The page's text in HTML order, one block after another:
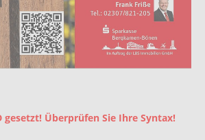
gesetzt! Überprüfen Sie Ihre Syntax!